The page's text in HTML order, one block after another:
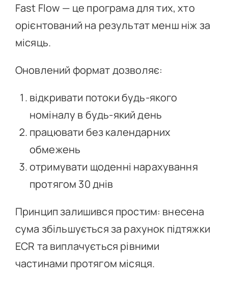
Fast Flow — це програма для тих, хто
орієнтований на результат менш ніж за
місяць.
Оновлений формат дозволяє:
відкривати потоки будь-якого
номіналу в будь-який день
працювати без календарних
обмежень
отримувати щоденні нарахування
протягом 30 днів
Принцип залишився простим: внесена
сума збільшується за рахунок підтяжки
ECR та виплачується рівними
частинами протягом місяця.